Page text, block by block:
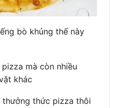
bò khủng thế này
mà còn nhiều
khác
thưởng thức pizza thôi